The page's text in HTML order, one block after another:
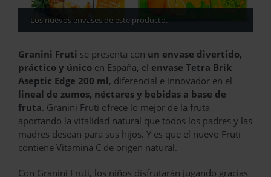
Los nuevos envases de este producto.
Granini Fruti se presenta con un envase divertido,
práctico y único en España, el envase Tetra Brik
Aseptic Edge 200 ml, diferencial e innovador en el
lineal de zumos, néctares y bebidas a base de
fruta. Granini Fruti ofrece lo mejor de la fruta
aportando la vitalidad natural que todos los padres y las
madres desean para sus hijos. Y es que el nuevo Fruti
contiene Vitamina C de origen natural.
Con Granini Fruti, los niños disfrutarán jugando gracias